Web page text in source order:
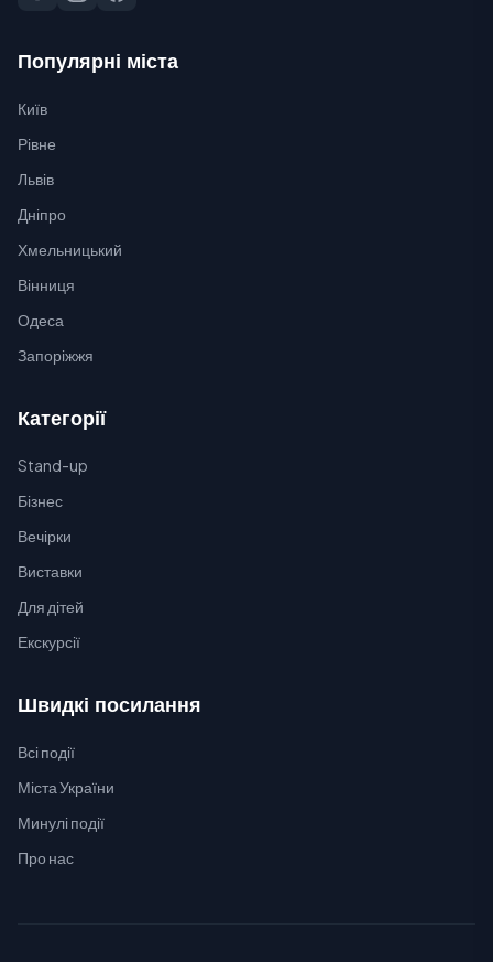
Популярні міста
Київ
Рівне
Львів
Дніпро
Хмельницький
Вінниця
Одеса
Запоріжжя
Категорії
Stand-up
Бізнес
Вечірки
Виставки
Для дітей
Екскурсії
Швидкі посилання
Всі події
Міста України
Минулі події
Про нас